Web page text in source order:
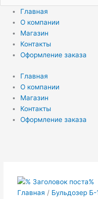
Главная
О компании
Магазин
Контакты
Оформление заказа
Главная
О компании
Магазин
Контакты
Оформление заказа
Главная / Бульдозер Б-
д-180
д-160